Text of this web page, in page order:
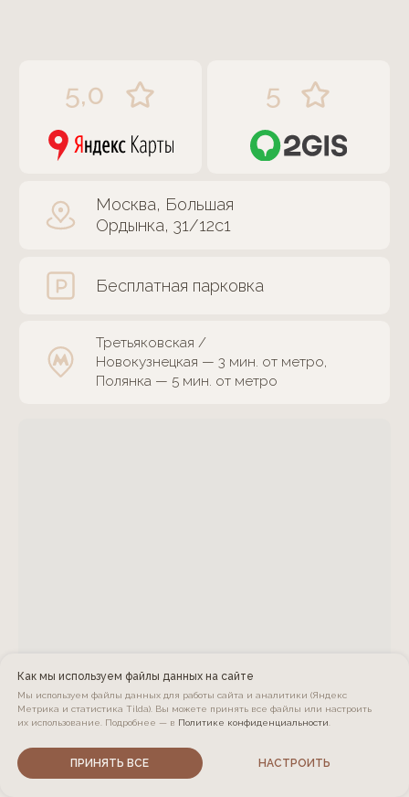
Как мы используем файлы данных на сайте
Мы используем файлы данных для работы сайта и аналитики (Яндекс
Метрика и статистика Tilda). Вы можете принять все файлы или настроить
их использование. Подробнее — в Политике конфиденциальности
ПРИНЯТЬ ВСЕ НАСТРОИТЬ